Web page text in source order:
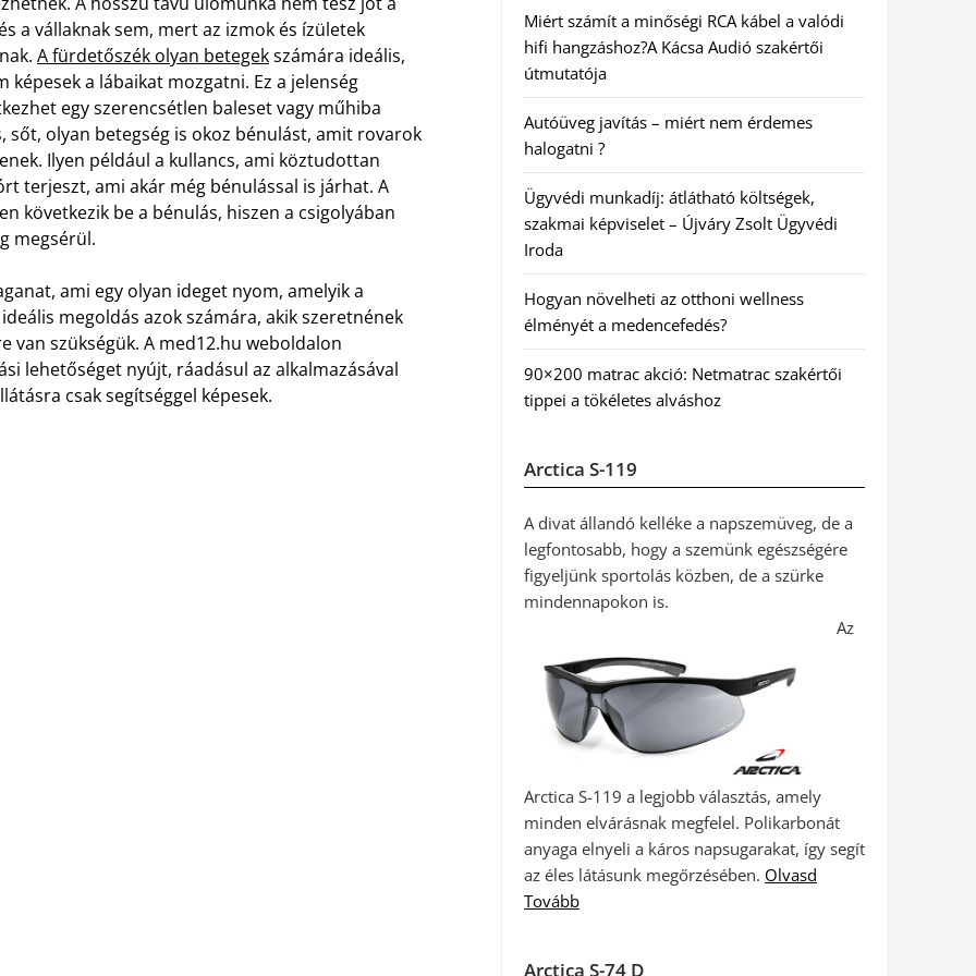
a vállaknak sem, mert az izmok és ízületek
A fürdetőszék olyan betegekszámára ideális,
képesek a lábaikat mozgatni. Ez a jelenség
egy szerencsétlen baleset vagy műhiba
sőt, olyan betegség is okoz bénulást, amit rovarok
Ilyen például a kullancs, ami köztudottan
terjeszt, ami akár még bénulással is járhat. A
következik be a bénulás, hiszen a csigolyában
megsérül.
ami egy olyan ideget nyom, amelyik a
megoldás azok számára, akik szeretnének
van szükségük. A med12.hu weboldalon
lehetőséget nyújt, ráadásul az alkalmazásával
csak segítséggel képesek.
Miért számít a minőségi RCA kábel a valódi
hifi hangzáshoz?A Kácsa Audió szakértői
útmutatója
Autóüveg javítás – miért nem érdemes
halogatni ?
Ügyvédi munkadíj: átlátható költségek,
szakmai képviselet – Újváry Zsolt Ügyvédi
Iroda
Hogyan növelheti az otthoni wellness
élményét a medencefedés?
90×200 matrac akció: Netmatrac szakértői
tippei a tökéletes alváshoz
Arctica S-119
A divat állandó kelléke a napszemüveg, de a
legfontosabb, hogy a szemünk egészségére
figyeljünk sportolás közben, de a szürke
mindennapokon is.
Az
Arctica S-119 a legjobb választás, amely
minden elvárásnak megfelel. Polikarbonát
anyaga elnyeli a káros napsugarakat, így segít
az éles látásunk megőrzésében. Olvasd
Tovább
Arctica S-74 D